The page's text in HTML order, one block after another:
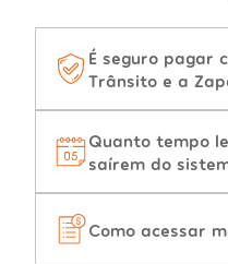
É seguro pagar
Trânsito e a
Quanto tempo
saírem do
Como acessar